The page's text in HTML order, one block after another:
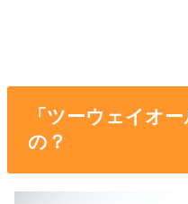
「ツーウェイオ
の？